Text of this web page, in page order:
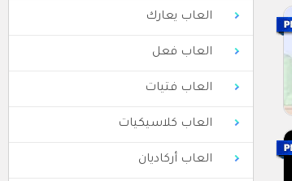
العاب يعارك
العاب فعل
العاب فتيات
العاب كلاسيكيات
العاب أركاديان